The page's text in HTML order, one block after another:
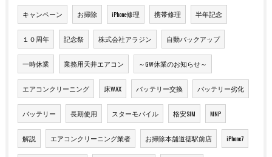
キャンペーン お掃除 iPhone修理 携帯修理 半年記念
１０周年 記念祭 株式会社アラジン 自動バックアップ
一時休業 業務用天井エアコン ～GW休業のお知らせ～
エアコンクリーニング 床WAX バッテリー交換 バッテリー劣化
バッテリー 長期使用 スターモバイル 格安SIM MNP
解説 エアコンクリーニング業者 お掃除本舗道徳駅前店 iPhone7